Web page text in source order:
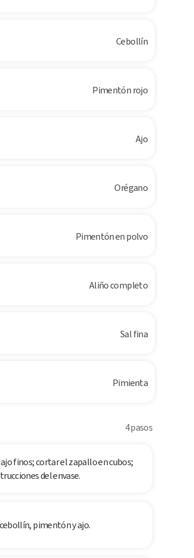
Cebollín
Pimentón rojo
Ajo
Orégano
Pimentón en polvo
Aliño completo
Sal fina
Pimienta
4 pasos
finos; cortar el zapallo en cubos;
del envase.
pimentón y ajo.